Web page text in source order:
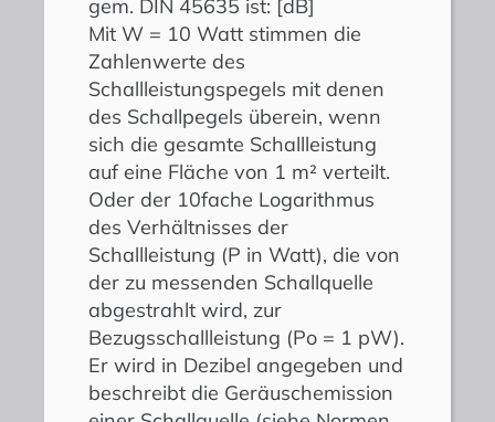
gem. DIN 45635 ist: [dB]
Mit W = 10 Watt stimmen die
Zahlenwerte des
Schallleistungspegels mit denen
des Schallpegels überein, wenn
sich die gesamte Schallleistung
auf eine Fläche von 1 m² verteilt.
Oder der 10fache Logarithmus
des Verhältnisses der
Schallleistung (P in Watt), die von
der zu messenden Schallquelle
abgestrahlt wird, zur
Bezugsschallleistung (Po = 1 pW).
Er wird in Dezibel angegeben und
beschreibt die Geräuschemission